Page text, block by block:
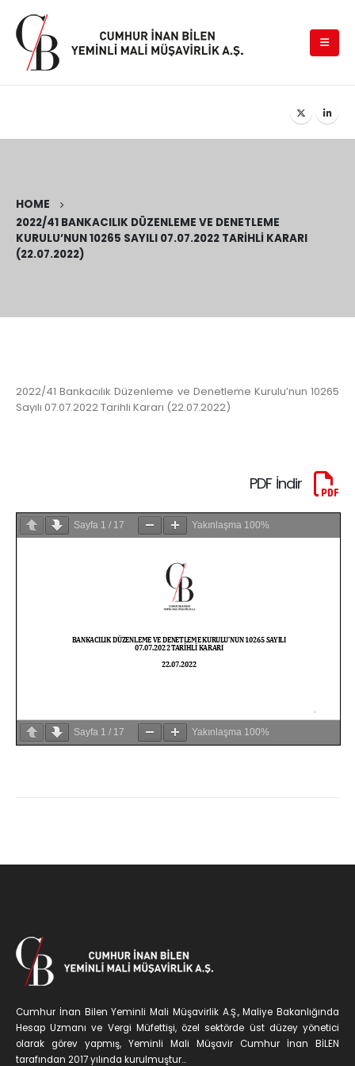
HOME
2022/41 BANKACILIK DÜZENLEME VE DENETLEME
KURULU’NUN 10265 SAYILI 07.07.2022 TARIHLI KARARI
(22.07.2022)
2022/41 Bankacılık Düzenleme ve Denetleme Kurulu’nun 10265
Sayılı 07.07.2022 Tarihli Kararı (22.07.2022)
PDF İndir
Sayfa 1 / 17 Yakınlaşma 100%
Sayfa 1 / 17 Yakınlaşma 100%
Cumhur İnan Bilen Yeminli Mali Müşavirlik A.Ş., Maliye Bakanlığında
Hesap Uzmanı ve Vergi Müfettişi, özel sektörde üst düzey yönetici
olarak görev yapmış, Yeminli Mali Müşavir Cumhur İnan BİLEN
tarafından 2017 yılında kurulmuştur...